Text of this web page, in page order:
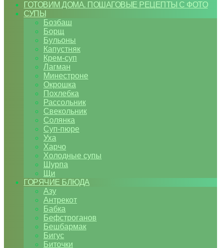
ГОТОВИМ ДОМА. ПОШАГОВЫЕ РЕЦЕПТЫ С ФОТО
СУПЫ
Бозбаш
Борщ
Бульоны
Капустняк
Крем-суп
Лагман
Минестроне
Окрошка
Похлебка
Рассольник
Свекольник
Солянка
Суп-пюре
Уха
Харчо
Холодные супы
Шурпа
Щи
ГОРЯЧИЕ БЛЮДА
Азу
Антрекот
Бабка
Бефстроганов
Бешбармак
Бигус
Биточки